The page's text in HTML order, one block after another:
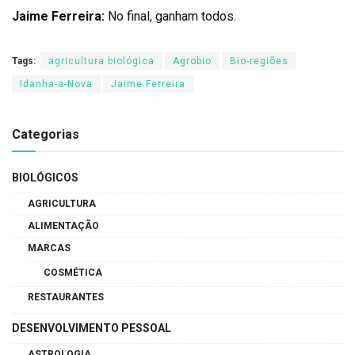
Jaime Ferreira: No final, ganham todos.
Tags: agricultura biológica Agrobio Bio-regiões
Idanha-a-Nova Jaime Ferreira
Categorias
BIOLÓGICOS
AGRICULTURA
ALIMENTAÇÃO
MARCAS
COSMÉTICA
RESTAURANTES
DESENVOLVIMENTO PESSOAL